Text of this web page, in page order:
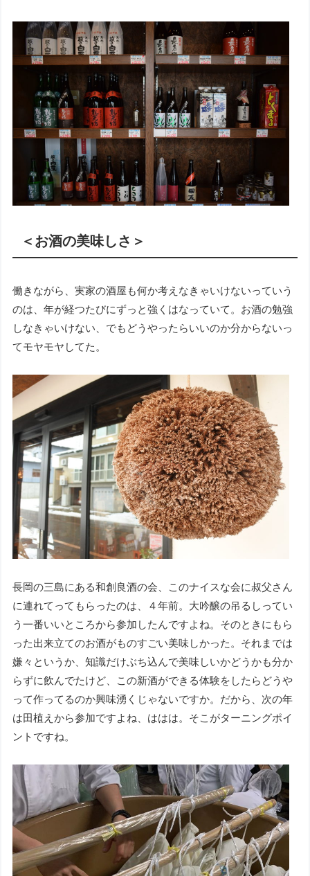
＜お酒の美味しさ＞
働きながら、実家の酒屋も何か考えなきゃいけないっていう
のは、年が経つたびにずっと強くはなっていて。お酒の勉強
しなきゃいけない、でもどうやったらいいのか分からないっ
てモヤモヤしてた。
長岡の三島にある和創良酒の会、このナイスな会に叔父さん
に連れてってもらったのは、４年前。大吟醸の吊るしってい
う一番いいところから参加したんですよね。そのときにもら
った出来立てのお酒がものすごい美味しかった。それまでは
嫌々というか、知識だけぶち込んで美味しいかどうかも分か
らずに飲んでたけど、この新酒ができる体験をしたらどうや
って作ってるのか興味湧くじゃないですか。だから、次の年
は田植えから参加ですよね、ははは。そこがターニングポイ
ントですね。